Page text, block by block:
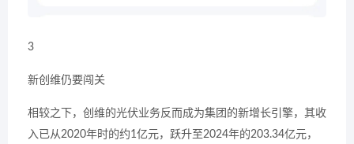
3
新创维仍要闯关
相较之下，创维的光伏业务反而成为集团的新增长引擎，其收
入已从2020年时的约1亿元，跃升至2024年的203.34亿元，